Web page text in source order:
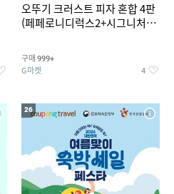
오뚜기 크러스트 피자 혼합 4판
(페페로니디럭스2+시그니처익
구매 999+
G마켓 4
26